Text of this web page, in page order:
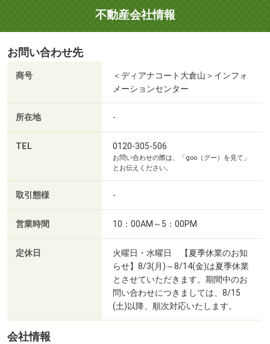
不動産会社情報
お問い合わせ先
商号
＜ディアナコート大倉山＞インフォ
メーションセンター
所在地 -
TEL 0120-305-506
お問い合わせの際は、「goo（グー）を見て」
とお伝えください。
取引態様 -
営業時間 10：00AM～5：00PM
定休日
火曜日・水曜日 【夏季休業のお知
らせ】8/3(月)～8/14(金)は夏季休業
とさせていただきます。期間中のお
問い合わせにつきましては、8/15
(土)以降、順次対応いたします。
会社情報